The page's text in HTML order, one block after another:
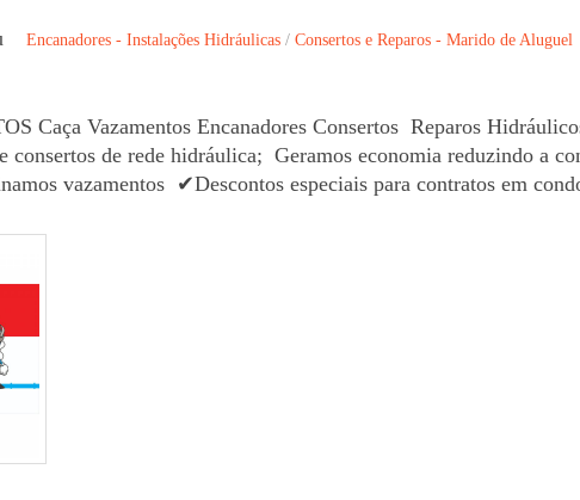
Encanadores - Instalações Hidráulicas / Consertos e Reparos - Marido de Aluguel
Caça Vazamentos Encanadores Consertos Reparos
consertos de rede hidráulica; Geramos economia reduzindo a
vazamentos ✔Descontos especiais para contratos em